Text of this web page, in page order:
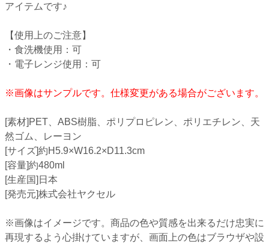
アイテムです♪
【使用上のご注意】
・食洗機使用：可
・電子レンジ使用：可
※画像はサンプルです。仕様変更がある場合がございます。
[素材]PET、ABS樹脂、ポリプロピレン、ポリエチレン、天
然ゴム、レーヨン
[サイズ]約H5.9×W16.2×D11.3cm
[容量]約480ml
[生産国]日本
[発売元]株式会社ヤクセル
※画像はイメージです。商品の色や質感を出来るだけ忠実に
再現するよう心掛けていますが、画面上の色はブラウザや設